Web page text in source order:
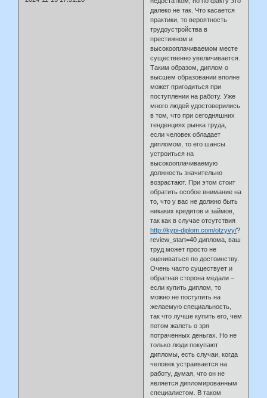
далеко не так. Что касается
практики, то вероятность
трудоустройства в
престижном и
высокооплачиваемом месте
существенно увеличивается.
Таким образом, диплом о
высшем образовании вполне
может пригодиться при
поступлении на работу. Уже
много людей удостоверились
в том, что при сегодняшних
тенденциях рынка труда,
если человек обладает
дипломом, то его шансы
устроиться на
высокооплачиваемую
должность значительно
возрастают. При этом стоит
обратить особое внимание на
то, что у вас не должно быть
никаких кредитов и займов,
так как в случае отсутствия
http://kypi-diplom.com/otzyvy/?
review_start=40 диплома, ваш
труд может просто не
оцениваться по достоинству.
Очень часто существует и
обратная сторона медали –
если купить диплом, то
можно не поступить на
желаемую специальность,
так что лучше купить его, чем
потом жалеть о зря
потраченных деньгах. Но не
только люди покупают
дипломы, есть случаи, когда
человек устраивается на
работу, думая, что он не
является дипломированным
специалистом. В таком